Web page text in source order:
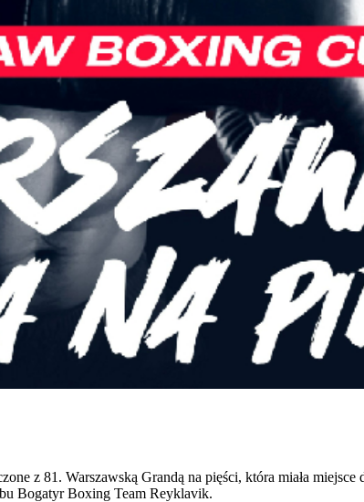
z 81. Warszawską Grandą na pięści, która miała
Bogatyr Boxing Team Reyklavik.